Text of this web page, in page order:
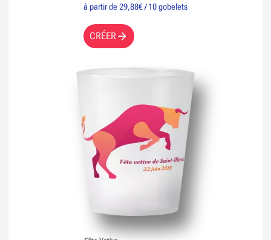
à partir de 29,88€ / 10 gobelets
CRÉER